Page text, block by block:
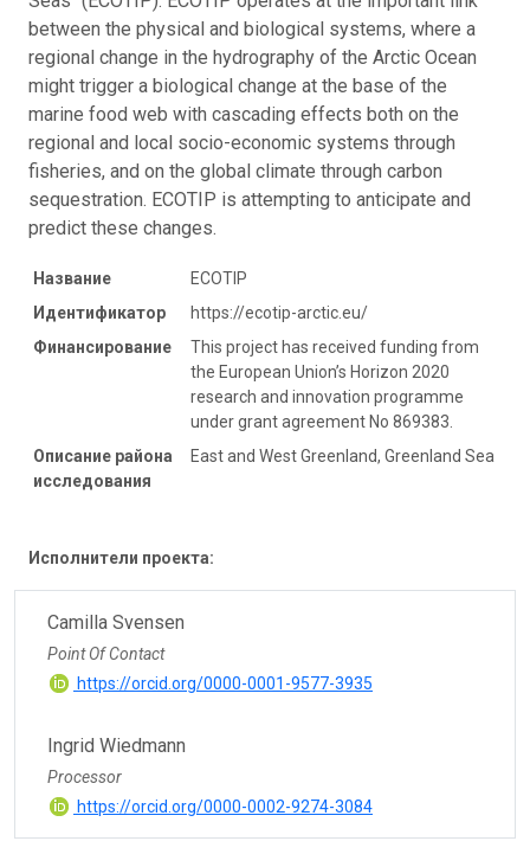
between the physical and biological systems, where a
regional change in the hydrography of the Arctic Ocean
might trigger a biological change at the base of the
marine food web with cascading effects both on the
regional and local socio-economic systems through
fisheries, and on the global climate through carbon
sequestration. ECOTIP is attempting to anticipate and
predict these changes.
Название
ECOTIP
Идентификатор
https://ecotip-arctic.eu/
Финансирование
This project has received funding from
the European Union’s Horizon 2020
research and innovation programme
under grant agreement No 869383.
Описание района
исследования
East and West Greenland, Greenland Sea
Исполнители проекта:
Camilla Svensen
Point Of Contact
https://orcid.org/0000-0001-9577-3935
Ingrid Wiedmann
Processor
https://orcid.org/0000-0002-9274-3084